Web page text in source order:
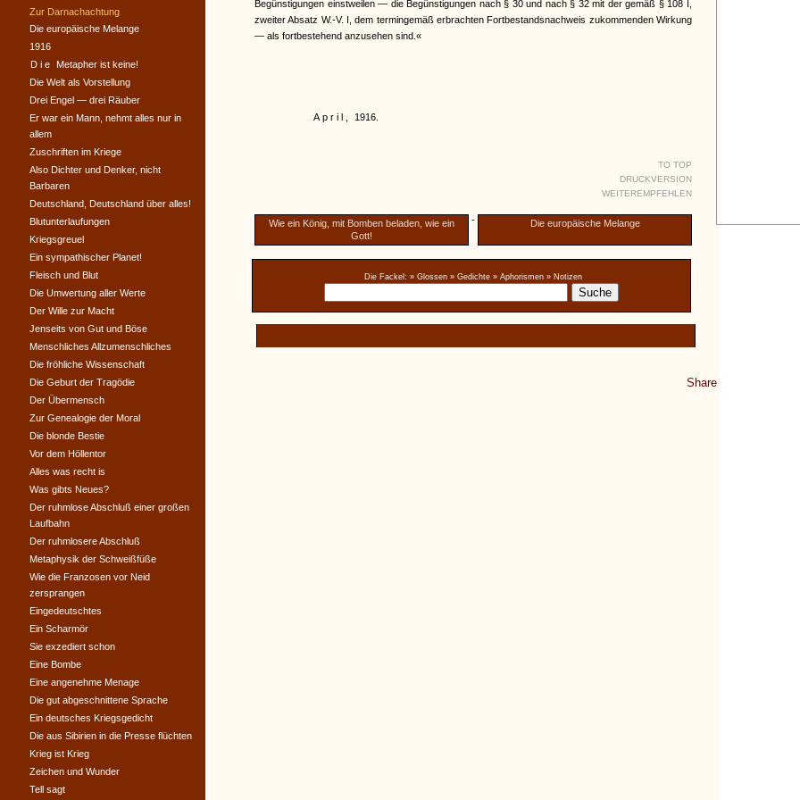
Begünstigungen einstweilen — die Begünstigungen nach § 30 und nach § 32 mit der gemäß § 108 I,
zweiter Absatz W.-V. I, dem termingemäß erbrachten Fortbestandsnachweis zukommenden Wirkung
— als fortbestehend anzusehen sind.«
April, 1916.
TO TOP
DRUCKVERSION
WEITEREMPFEHLEN
Wie ein König, mit Bomben beladen, wie ein
Gott!
- Die europäische Melange
Die Fackel: » Glossen » Gedichte » Aphorismen » Notizen
Share
Zur Darnachachtung
Die europäische Melange
1916
Die Metapher ist keine!
Die Welt als Vorstellung
Drei Engel — drei Räuber
Er war ein Mann, nehmt alles nur in
allem
Zuschriften im Kriege
Also Dichter und Denker, nicht
Barbaren
Deutschland, Deutschland über alles!
Blutunterlaufungen
Kriegsgreuel
Ein sympathischer Planet!
Fleisch und Blut
Die Umwertung aller Werte
Der Wille zur Macht
Jenseits von Gut und Böse
Menschliches Allzumenschliches
Die fröhliche Wissenschaft
Die Geburt der Tragödie
Der Übermensch
Zur Genealogie der Moral
Die blonde Bestie
Vor dem Höllentor
Alles was recht is
Was gibts Neues?
Der ruhmlose Abschluß einer großen
Laufbahn
Der ruhmlosere Abschluß
Metaphysik der Schweißfüße
Wie die Franzosen vor Neid
zersprangen
Eingedeutschtes
Ein Scharmör
Sie exzediert schon
Eine Bombe
Eine angenehme Menage
Die gut abgeschnittene Sprache
Ein deutsches Kriegsgedicht
Die aus Sibirien in die Presse flüchten
Krieg ist Krieg
Zeichen und Wunder
Tell sagt